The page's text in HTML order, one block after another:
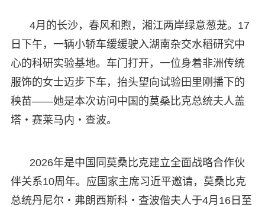
4月的长沙，春风和煦，湘江两岸绿意葱茏。17
日下午，一辆小轿车缓缓驶入湖南杂交水稻研究中
心的科研实验基地。车门打开，一位身着非洲传统
服饰的女士迈步下车，抬头望向试验田里刚播下的
秧苗——她是本次访问中国的莫桑比克总统夫人盖
塔・赛莱马内・查波。
2026年是中国同莫桑比克建立全面战略合作伙
伴关系10周年。应国家主席习近平邀请，莫桑比克
总统丹尼尔・弗朗西斯科・查波偕夫人于4月16日至